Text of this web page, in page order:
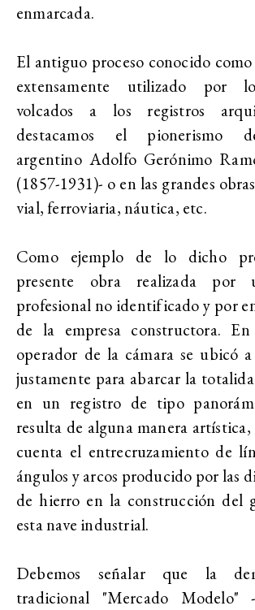
enmarcada.
El antiguo proceso conocido
extensamente utilizado por
volcados a los registros
destacamos el pionerismo
argentino Adolfo Gerónimo
(1857-1931)- o en las grandes
vial, ferroviaria, náutica, etc.
Como ejemplo de lo dicho
presente obra realizada por
profesional no identificado y por
de la empresa constructora.
operador de la cámara se ubicó
justamente para abarcar la
en un registro de tipo
resulta de alguna manera
cuenta el entrecruzamiento de
ángulos y arcos producido por las
de hierro en la construcción del
esta nave industrial.
Debemos señalar que la
tradicional "Mercado